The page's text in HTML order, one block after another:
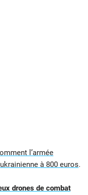
l’armée
à 800 euros.
drones de combat